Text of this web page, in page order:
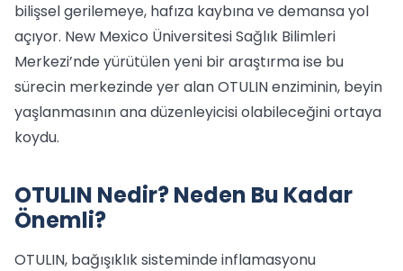
bilişsel gerilemeye, hafıza kaybına ve demansa yol
açıyor. New Mexico Üniversitesi Sağlık Bilimleri
Merkezi’nde yürütülen yeni bir araştırma ise bu
sürecin merkezinde yer alan OTULIN enziminin, beyin
yaşlanmasının ana düzenleyicisi olabileceğini ortaya
koydu.
OTULIN Nedir? Neden Bu Kadar
Önemli?
OTULIN, bağışıklık sisteminde inflamasyonu